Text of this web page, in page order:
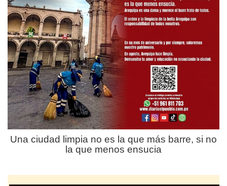
Una ciudad limpia no es la que más barre, si no
la que menos ensucia